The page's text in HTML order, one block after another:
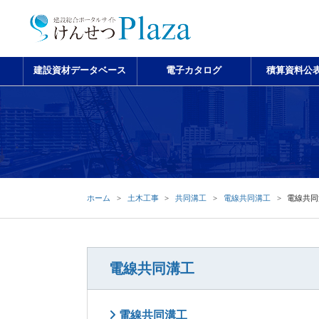
建設資材データベース 電子カタログ 積算資料公
ホーム 土木工事 共同溝工 電線共同溝工 電線共
電線共同溝工
電線共同溝工